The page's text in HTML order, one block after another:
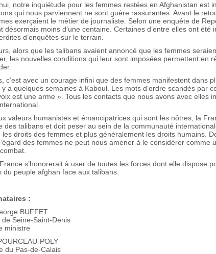
notre inquiétude pour les femmes restées en Afghanistan est
qui nous parviennent ne sont guère rassurantes. Avant le
exerçaient le métier de journaliste. Selon une enquête de
désormais moins d’une centaine. Certaines d’entre elles ont été
d’enquêtes sur le terrain.
alors que les talibans avaient annoncé que les femmes
les nouvelles conditions qui leur sont imposées permettent en
c’est avec un courage infini que des femmes manifestent dans
y a quelques semaines à Kaboul. Les mots d’ordre scandés par
est une arme ». Tous les contacts que nous avons avec elles
valeurs humanistes et émancipatrices qui sont les nôtres, la
des talibans et doit peser au sein de la communauté
les droits des femmes et plus généralement les droits humains.
des femmes ne peut nous amener à le considérer comme
s’honorerait à user de toutes les forces dont elle dispose
du peuple afghan face aux talibans.
:
George BUFFET
de Seine-Saint-Denis
ministre
POLY
du Pas-de-Calais